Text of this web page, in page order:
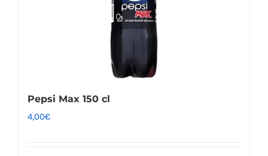
Pepsi Max 150 cl
4,00€